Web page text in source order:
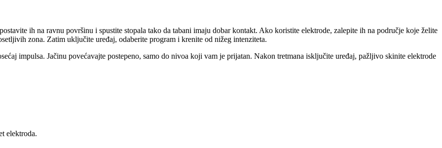
ih na ravnu površinu i spustite stopala tako da tabani imaju dobar kontakt. Ako koristite elektrode, zalepite ih na područje koje želite
zona. Zatim uključite uređaj, odaberite program i krenite od nižeg intenziteta.
impulsa. Jačinu povećavajte postepeno, samo do nivoa koji vam je prijatan. Nakon tretmana isključite uređaj, pažljivo skinite elektrode
elektroda.